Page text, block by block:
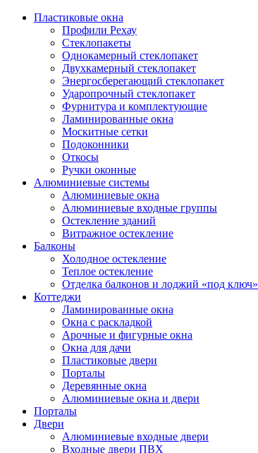
Пластиковые окна
Профили Рехау
Стеклопакеты
Однокамерный стеклопакет
Двухкамерный стеклопакет
Энергосберегающий стеклопакет
Ударопрочный стеклопакет
Фурнитура и комплектующие
Ламинированные окна
Москитные сетки
Подоконники
Откосы
Ручки оконные
Алюминиевые системы
Алюминиевые окна
Алюминиевые входные группы
Остекление зданий
Витражное остекление
Балконы
Холодное остекление
Теплое остекление
Отделка балконов и лоджий «под ключ»
Коттеджи
Ламинированные окна
Окна с раскладкой
Арочные и фигурные окна
Окна для дачи
Пластиковые двери
Порталы
Деревянные окна
Алюминиевые окна и двери
Порталы
Двери
Алюминиевые входные двери
Входные двери ПВХ